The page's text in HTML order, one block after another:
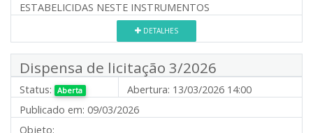
ESTABELICIDAS NESTE INSTRUMENTOS
DETALHES
Dispensa de licitação 3/2026
Status: Aberta Abertura: 13/03/2026 14:00
Publicado em: 09/03/2026
Objeto: